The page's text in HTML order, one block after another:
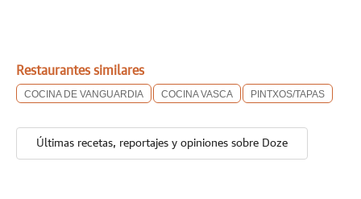
Restaurantes similares
COCINA DE VANGUARDIA COCINA VASCA PINTXOS/TAPAS
Últimas recetas, reportajes y opiniones sobre Doze